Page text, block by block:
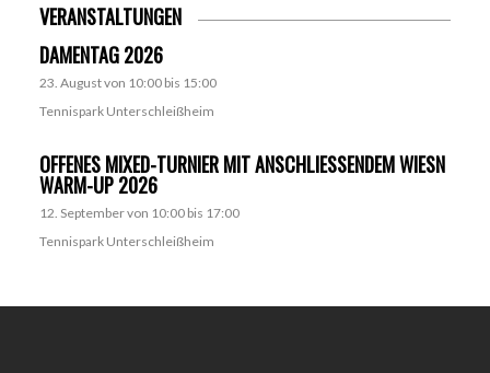
VERANSTALTUNGEN
DAMENTAG 2026
23. August von 10:00bis 15:00
Tennispark Unterschleißheim
OFFENES MIXED-TURNIER MIT ANSCHLIESSENDEM WIESN W
ARM-UP 2026
12. September von 10:00bis 17:00
Tennispark Unterschleißheim